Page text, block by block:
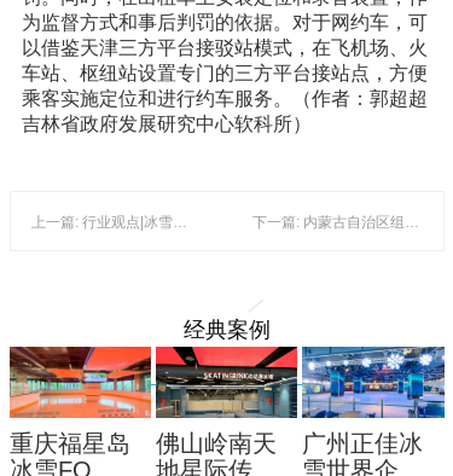
为监督方式和事后判罚的依据。对于网约车，可
以借鉴天津三方平台接驳站模式，在飞机场、火
车站、枢纽站设置专门的三方平台接站点，方便
乘客实施定位和进行约车服务。（作者：郭超超
吉林省政府发展研究中心软科所）
上一篇: 行业观点|冰雪运动消费结构不断升级，对运动器材装备提出更高要求 下一篇: 内蒙古自治区组织“冰雪进校园”主题活动
经典案例
重庆福星岛
冰雪FO...
佛山岭南天
地星际传...
广州正佳冰
雪世界企...